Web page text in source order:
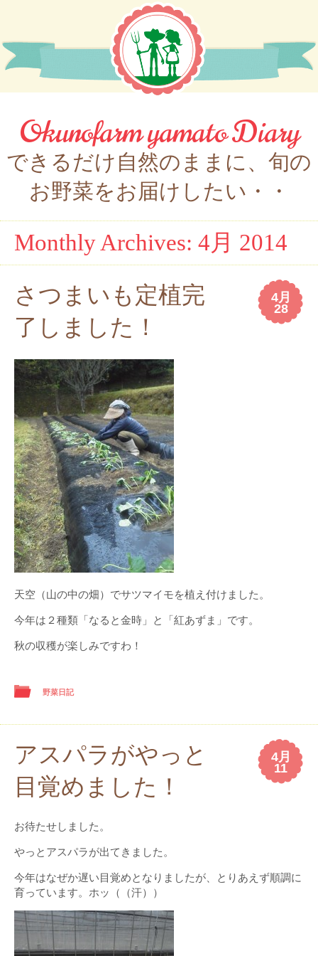
Okunofarm yamato Diary
できるだけ自然のままに、旬の
お野菜をお届けしたい・・
Monthly Archives: 4月 2014
4月
28
さつまいも定植完
了しました！
天空（山の中の畑）でサツマイモを植え付けました。
今年は２種類「なると金時」と「紅あずま」です。
秋の収穫が楽しみですわ！
野菜日記
4月
11
アスパラがやっと
目覚めました！
お待たせしました。
やっとアスパラが出てきました。
今年はなぜか遅い目覚めとなりましたが、とりあえず順調に
育っています。ホッ（（汗））